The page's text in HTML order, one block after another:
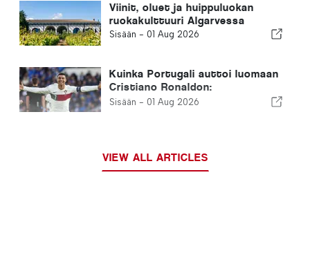
Viinit, oluet ja huippuluokan
ruokakulttuuri Algarvessa
Sisään - 01 Aug 2026
Kuinka Portugali auttoi luomaan
Cristiano Ronaldon:
jalkapallolegendan synty
Sisään - 01 Aug 2026
VIEW ALL ARTICLES